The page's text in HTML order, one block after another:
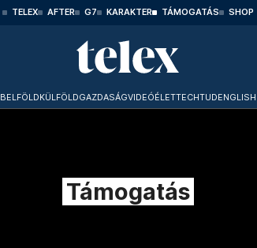
TELEX AFTER G7 KARAKTER TÁMOGATÁS SHOP
BELFÖLDKÜLFÖLDGAZDASÁGVIDEÓÉLETTECHTUDENGLISH
Támogatás